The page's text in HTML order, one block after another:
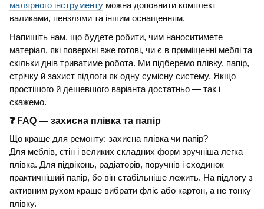
малярного інструменту можна доповнити комплект
валиками, пензлями та іншим оснащенням.
Напишіть нам, що будете робити, чим наноситимете
матеріал, які поверхні вже готові, чи є в приміщенні меблі та
скільки днів триватиме робота. Ми підберемо плівку, папір,
стрічку й захист підлоги як одну сумісну систему. Якщо
простішого й дешевшого варіанта достатньо — так і
скажемо.
❓ FAQ — захисна плівка та папір
Що краще для ремонту: захисна плівка чи папір?
Для меблів, стін і великих складних форм зручніша легка
плівка. Для підвіконь, радіаторів, поручнів і сходинок
практичніший папір, бо він стабільніше лежить. На підлогу з
активним рухом краще вибрати фліс або картон, а не тонку
плівку.